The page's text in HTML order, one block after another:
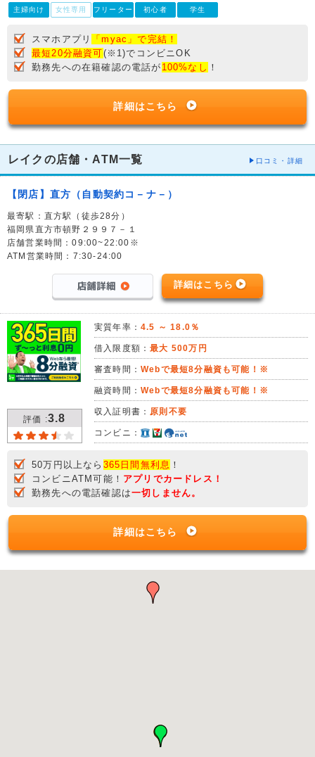
主婦向け 女性専用 フリーター 初心者 学生
スマホアプリ
「myac」で完結！
最短20分融資可(※1)でコンビニOK
勤務先への在籍確認の電話が 100%なし ！
詳細はこちら
レイクの店舗・ATM一覧 口コミ・詳細
【閉店】直方（自動契約コ－ナ－）
最寄駅：直方駅（徒歩28分）
福岡県直方市頓野２９９７－１
店舗営業時間：09:00~22:00※
ATM営業時間：7:30-24:00
詳細はこちら
評価 :3.8
実質年率： 4.5 ～ 18.0％
借入限度額：最大 500万円
審査時間： Webで最短8分融資も可能！※
融資時間： Webで最短8分融資も可能！※
収入証明書： 原則不要
コンビニ：
50万円以上なら 365日間無利息 ！
コンビニATM可能！ アプリでカードレス！
勤務先への電話確認は一切しません。
詳細はこちら